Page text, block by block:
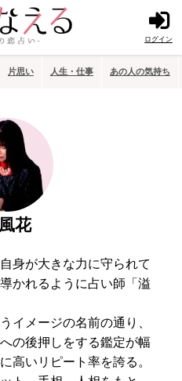
ログイン
片思い 人生・仕事 あの人の気持ち
花
身が大きな力に守られて
かれるように占い師「溢
イメージの名前の通り、
の後押しをする鑑定が幅
高いリピート率を誇る。